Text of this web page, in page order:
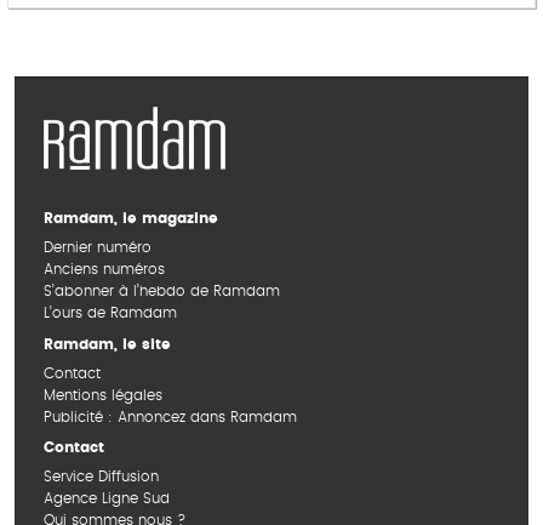
Ramdam, le magazine
Dernier numéro
Anciens numéros
S’abonner à l’hebdo de Ramdam
L’ours de Ramdam
Ramdam, le site
Contact
Mentions légales
Publicité : Annoncez dans Ramdam
Contact
Service Diffusion
Agence Ligne Sud
Qui sommes nous ?